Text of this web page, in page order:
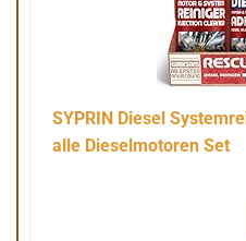
SYPRIN Diesel
alle Dieselmotoren Set